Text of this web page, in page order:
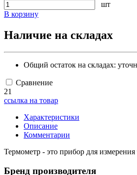
шт
В корзину
Наличие на складах
Общий остаток на складах:
Сравнение
21
ссылка на товар
Характеристики
Описание
Комментарии
Термометр - это прибор для
Бренд производителя